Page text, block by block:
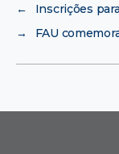
←
Inscrições
→
FAU